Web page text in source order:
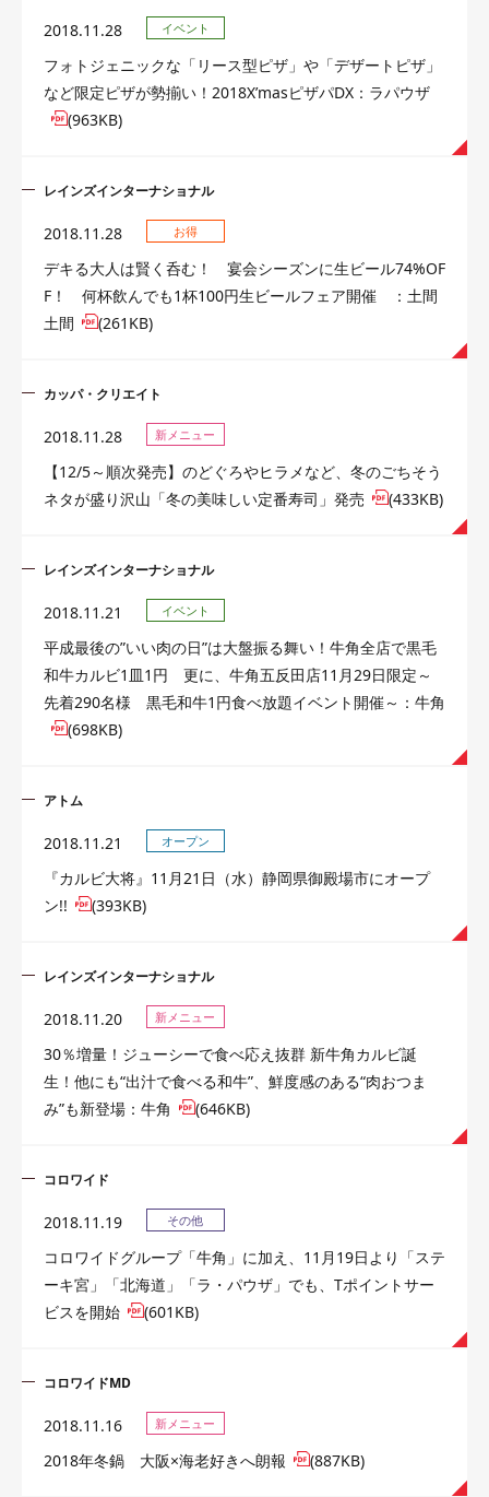
2018.11.28 イベント
フォトジェニックな「リース型ピザ」や「デザートピザ」
など限定ピザが勢揃い！2018X’masピザパDX：ラパウザ
(963KB)
レインズインターナショナル
2018.11.28 お得
デキる大人は賢く呑む！ 宴会シーズンに生ビール74%OF
F！ 何杯飲んでも1杯100円生ビールフェア開催 ：土間
土間
(261KB)
カッパ・クリエイト
2018.11.28 新メニュー
【12/5～順次発売】のどぐろやヒラメなど、冬のごちそう
ネタが盛り沢山「冬の美味しい定番寿司」発売
(433KB)
レインズインターナショナル
2018.11.21 イベント
平成最後の”いい肉の日”は大盤振る舞い！牛角全店で黒毛
和牛カルビ1皿1円 更に、牛角五反田店11月29日限定～
先着290名様 黒毛和牛1円食べ放題イベント開催～：牛角
(698KB)
アトム
2018.11.21 オープン
『カルビ大将』11月21日（水）静岡県御殿場市にオープ
ン!!
(393KB)
レインズインターナショナル
2018.11.20 新メニュー
30％増量！ジューシーで食べ応え抜群 新牛角カルビ誕
生！他にも“出汁で食べる和牛”、鮮度感のある“肉おつま
み”も新登場：牛角
(646KB)
コロワイド
2018.11.19 その他
コロワイドグループ「牛角」に加え、11月19日より「ステ
ーキ宮」「北海道」「ラ・パウザ」でも、Tポイントサー
ビスを開始
(601KB)
コロワイドMD
2018.11.16 新メニュー
2018年冬鍋 大阪×海老好きへ朗報 (887KB)